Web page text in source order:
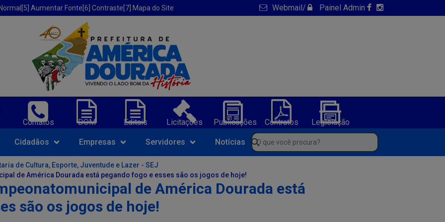
[5] Aumentar Fonte [6] Contraste [7] Mapa do Site Webmail/ Painel Admin
Dourada-BA;
Contatos DOM Editais Licitações Publicações Contratos Legislação
Navegue pelo portal da Prefeitura de America Dourada-BA
O que você procura?
Cidadãos Empresas Servidores Notícias
de Cultura, Esporte, Juventude e Lazer - SEJ
de América Dourada está pegando fogo e esses são os jogos de hoje!
de América Dourada está
são os jogos de hoje!